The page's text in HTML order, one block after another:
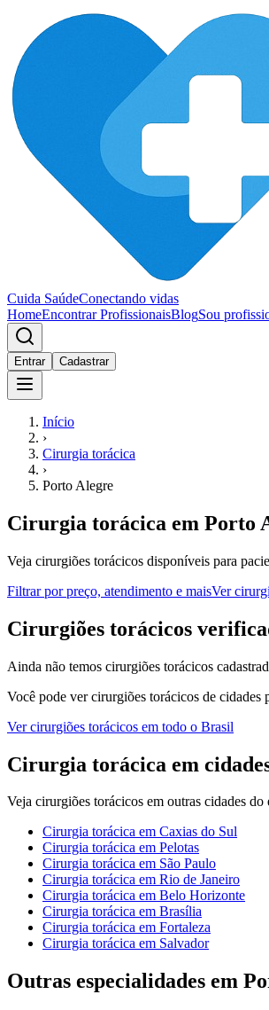
Cuida SaúdeConectando vidas
HomeEncontrar ProfissionaisBlogSou
Entrar Cadastrar
Início
›
Cirurgia torácica
›
Porto Alegre
Cirurgia torácica em Porto
Veja cirurgiões torácicos disponíveis para
Filtrar por preço, atendimento e maisVer
Cirurgiões torácicos
Ainda não temos cirurgiões torácicos
Você pode vercirurgiões torácicos de cidades
Vercirurgiões torácicos em todo o Brasil
Cirurgia torácica em
Veja cirurgiões torácicos em outras cidades do
Cirurgia torácica em Caxias do Sul
Cirurgia torácica em Pelotas
Cirurgia torácica em São Paulo
Cirurgia torácica em Rio de Janeiro
Cirurgia torácica em Belo Horizonte
Cirurgia torácica em Brasília
Cirurgia torácica em Fortaleza
Cirurgia torácica em Salvador
Outras especialidades em